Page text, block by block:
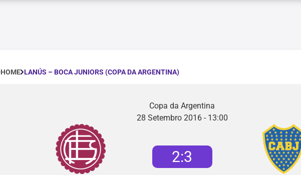
HOME LANÚS – BOCA JUNIORS (COPA DA ARGENTINA)
Copa da Argentina
28 Setembro 2016 - 13:00
2:3